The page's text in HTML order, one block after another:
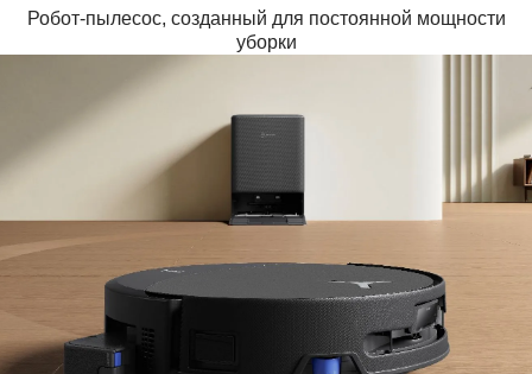
Робот-пылесос, созданный для постоянной мощности
уборки